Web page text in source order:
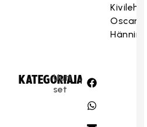
Kivilehto,
Oscar
KATEGORIA:
Uuti
set
JAA: